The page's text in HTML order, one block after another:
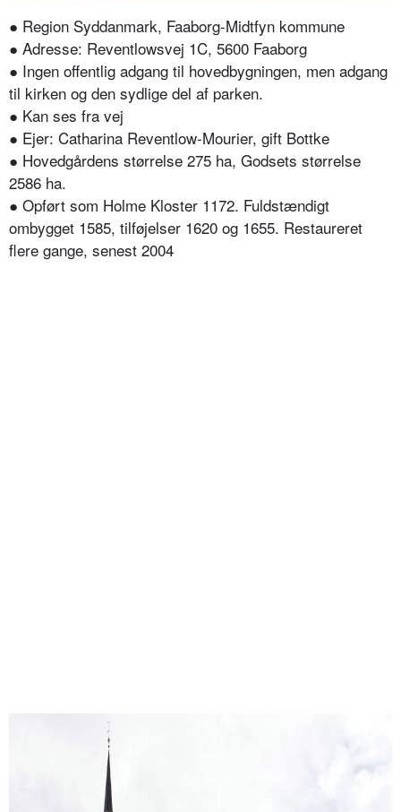
● Region Syddanmark, Faaborg-Midtfyn kommune
● Adresse: Reventlowsvej 1C, 5600 Faaborg
● Ingen offentlig adgang til hovedbygningen, men adgang
til kirken og den sydlige del af parken.
● Kan ses fra vej
● Ejer: Catharina Reventlow-Mourier, gift Bottke
● Hovedgårdens størrelse 275 ha, Godsets størrelse
2586 ha.
● Opført som Holme Kloster 1172. Fuldstændigt
ombygget 1585, tilføjelser 1620 og 1655. Restaureret
flere gange, senest 2004